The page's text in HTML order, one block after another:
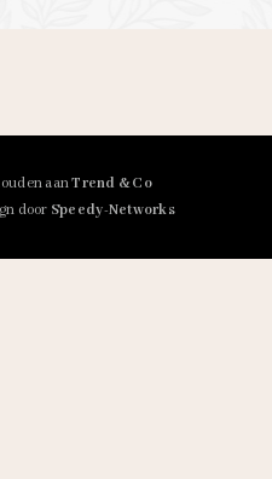
aanTrend & Co
door Speedy-Networks